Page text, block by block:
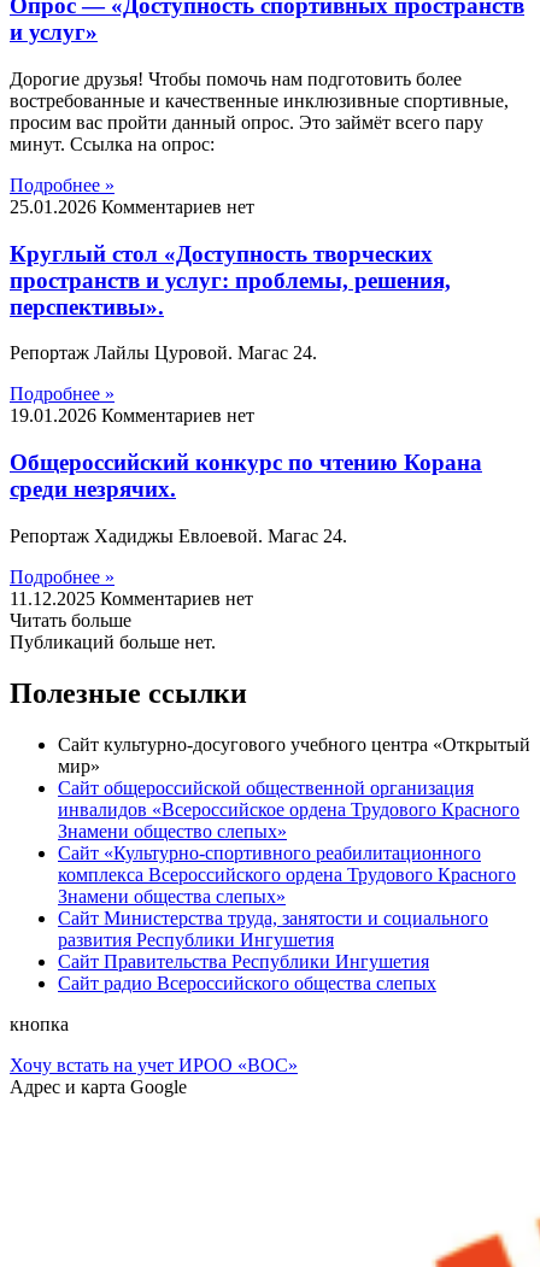
Опрос — «Доступность спортивных пространств
и услуг»
Дорогие друзья! Чтобы помочь нам подготовить более
востребованные и качественные инклюзивные спортивные,
просим вас пройти данный опрос. Это займёт всего пару
минут. Ссылка на опрос:
Подробнее »
25.01.2026 Комментариев нет
Круглый стол «Доступность творческих
пространств и услуг: проблемы, решения,
перспективы».
Репортаж Лайлы Цуровой. Магас 24.
Подробнее »
19.01.2026 Комментариев нет
Общероссийский конкурс по чтению Корана
среди незрячих.
Репортаж Хадиджы Евлоевой. Магас 24.
Подробнее »
11.12.2025 Комментариев нет
Читать больше
Публикаций больше нет.
Полезные ссылки
Сайт культурно-досугового учебного центра «Открытый
мир»
Сайт общероссийской общественной организация
инвалидов «Всероссийское ордена Трудового Красного
Знамени общество слепых»
Сайт «Культурно-спортивного реабилитационного
комплекса Всероссийского ордена Трудового Красного
Знамени общества слепых»
Сайт Министерства труда, занятости и социального
развития Республики Ингушетия
Сайт Правительства Республики Ингушетия
Сайт радио Всероссийского общества слепых
кнопка
Хочу встать на учет ИРОО «ВОС»
Адрес и карта Google